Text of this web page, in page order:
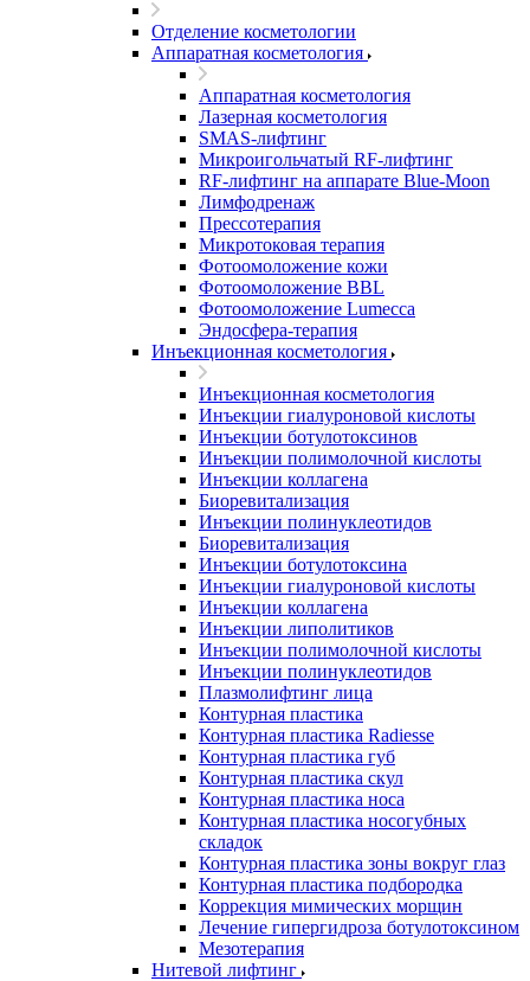
Отделение косметологии
Аппаратная косметология
Аппаратная косметология
Лазерная косметология
SMAS-лифтинг
Микроигольчатый RF-лифтинг
RF-лифтинг на аппарате Blue-Moon
Лимфодренаж
Прессотерапия
Микротоковая терапия
Фотоомоложение кожи
Фотоомоложение BBL
Фотоомоложение Lumecca
Эндосфера-терапия
Инъекционная косметология
Инъекционная косметология
Инъекции гиалуроновой кислоты
Инъекции ботулотоксинов
Инъекции полимолочной кислоты
Инъекции коллагена
Биоревитализация
Инъекции полинуклеотидов
Биоревитализация
Инъекции ботулотоксина
Инъекции гиалуроновой кислоты
Инъекции коллагена
Инъекции липолитиков
Инъекции полимолочной кислоты
Инъекции полинуклеотидов
Плазмолифтинг лица
Контурная пластика
Контурная пластика Radiesse
Контурная пластика губ
Контурная пластика скул
Контурная пластика носа
Контурная пластика носогубных
складок
Контурная пластика зоны вокруг глаз
Контурная пластика подбородка
Коррекция мимических морщин
Лечение гипергидроза ботулотоксином
Мезотерапия
Нитевой лифтинг